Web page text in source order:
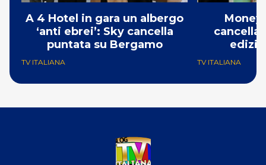
A 4 Hotel in gara un albergo
‘anti ebrei’: Sky cancella
puntata su Bergamo
TV ITALIANA
Money
TV ITALIANA